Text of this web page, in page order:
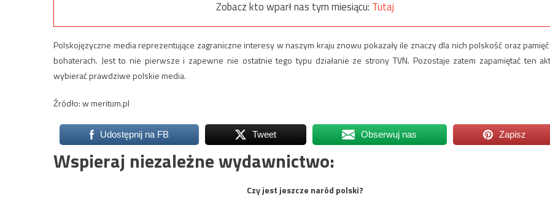
Zobacz kto wparł nas tym miesiącu: Tutaj
Polskojęzyczne media reprezentujące zagraniczne interesy w naszym kraju znowu pokazały ile znaczy dla nich polskość oraz
bohaterach. Jest to nie pierwsze i zapewne nie ostatnie tego typu działanie ze strony TVN. Pozostaje zatem zapamiętać ten
wybierać prawdziwe polskie media.
Źródło: w meritum.pl
Udostępnij na FB Tweet Obserwuj nas Zapisz
Wspieraj niezależne wydawnictwo:
Czy jest jeszcze naród polski?